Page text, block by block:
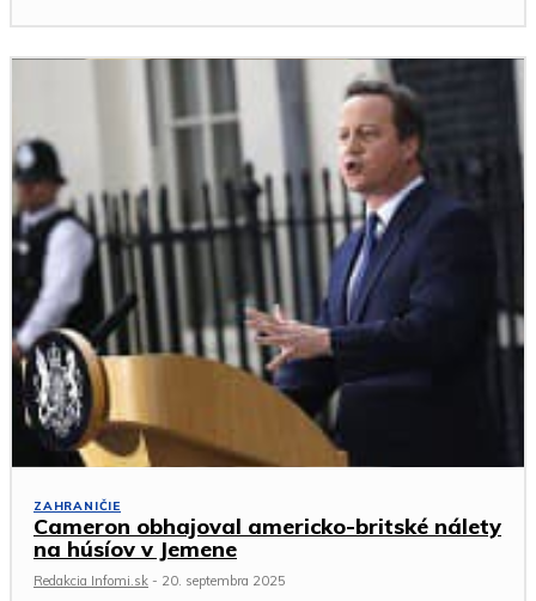
ZAHRANIČIE
Cameron obhajoval americko-britské nálety
na húsíov v Jemene
Redakcia Infomi.sk - 20. septembra 2025